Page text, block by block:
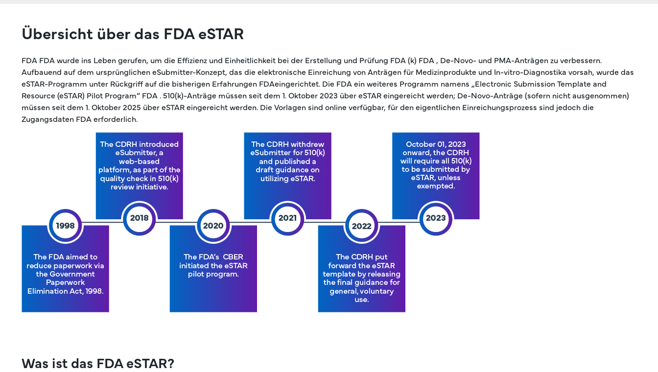
Übersicht über das FDA eSTAR
FDA FDA wurde ins Leben gerufen, um die Effizienz und Einheitlichkeit bei der Erstellung und Prüfung FDA (k) FDA , De-Novo- und PMA-Anträgen zu verbessern.
Aufbauend auf dem ursprünglichen eSubmitter-Konzept, das die elektronische Einreichung von Anträgen für Medizinprodukte und In-vitro-Diagnostika vorsah, wurde das
eSTAR-Programm unter Rückgriff auf die bisherigen Erfahrungen FDAeingerichtet. Die FDA ein weiteres Programm namens „Electronic Submission Template and
Resource (eSTAR) Pilot Program“ FDA . 510(k)-Anträge müssen seit dem 1. Oktober 2023 über eSTAR eingereicht werden; De-Novo-Anträge (sofern nicht ausgenommen)
müssen seit dem 1. Oktober 2025 über eSTAR eingereicht werden. Die Vorlagen sind online verfügbar, für den eigentlichen Einreichungsprozess sind jedoch die
Zugangsdaten FDA erforderlich.
Was ist das FDA eSTAR?